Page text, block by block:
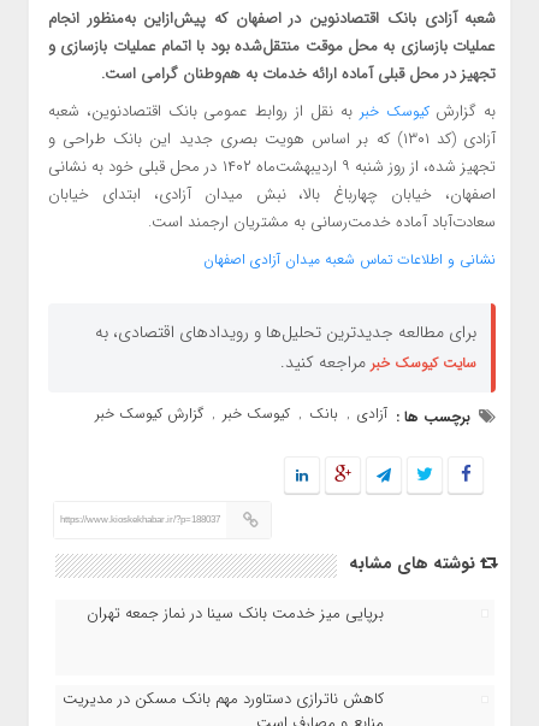
شعبه آزادی بانک اقتصادنوین در اصفهان که پیش‌ازاین به‌منظور انجام
عملیات بازسازی به محل موقت منتقل‌شده بود با اتمام عملیات بازسازی و
تجهیز در محل قبلی آماده ارائه خدمات به هم‌وطنان گرامی است.
به گزارشکیوسک خبر به نقل از روابط عمومی بانک اقتصادنوین، شعبه
آزادی (کد ۱۳۰۱) که بر اساس هویت بصری جدید این بانک طراحی و
تجهیز شده، از روز شنبه ۹ اردیبهشت‌ماه ۱۴۰۲ در محل قبلی خود به نشانی
اصفهان، خیابان چهارباغ بالا، نبش میدان آزادی، ابتدای خیابان
سعادت‌آباد آماده خدمت‌رسانی به مشتریان ارجمند است.
نشانی و اطلاعات تماس شعبه میدان آزادی اصفهان
برای مطالعه جدیدترین تحلیل‌ها و رویدادهای اقتصادی، به
سایت کیوسک خبر مراجعه کنید.
برچسب ها : آزادی , بانک , کیوسک خبر , گزارش کیوسک خبر
https://www.kioskekhabar.ir/?p=188037
نوشته های مشابه
برپایی میز خدمت بانک سینا در نماز جمعه تهران
کاهش ناترازی دستاورد مهم بانک مسکن در مدیریت